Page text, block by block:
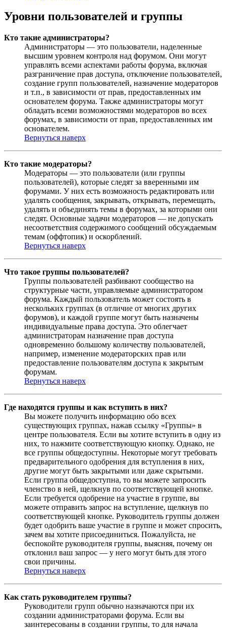
Уровни пользователей и группы
Кто такие администраторы?
Администраторы — это пользователи, наделенные
высшим уровнем контроля над форумом. Они могут
управлять всеми аспектами работы форума, включая
разграничение прав доступа, отключение пользователей,
создание групп пользователей, назначение модераторов
и т.п., в зависимости от прав, предоставленных им
основателем форума. Также администраторы могут
обладать всеми возможностями модераторов во всех
форумах, в зависимости от прав, предоставленных им
основателем.
Вернуться наверх
Кто такие модераторы?
Модераторы — это пользователи (или группы
пользователей), которые следят за вверенными им
форумами. У них есть возможность редактировать или
удалять сообщения, закрывать, открывать, перемещать,
удалять и объединять темы в форумах, за которыми они
следят. Основные задачи модераторов — не допускать
несоответствия содержимого сообщений обсуждаемым
темам (оффтопик) и оскорблений.
Вернуться наверх
Что такое группы пользователей?
Группы пользователей разбивают сообщество на
структурные части, управляемые администратором
форума. Каждый пользователь может состоять в
нескольких группах (в отличие от многих других
форумов), и каждой группе могут быть назначены
индивидуальные права доступа. Это облегчает
администраторам назначение прав доступа
одновременно большому количеству пользователей,
например, изменение модераторских прав или
предоставление пользователям доступа к закрытым
форумам.
Вернуться наверх
Где находятся группы и как вступить в них?
Вы можете получить информацию обо всех
существующих группах, нажав ссылку «Группы» в
центре пользователя. Если вы хотите вступить в одну из
них, то нажмите соответствующую кнопку. Однако, не
все группы общедоступны. Некоторые могут требовать
предварительного одобрения для вступления в них,
другие могут быть закрытыми или даже скрытыми.
Если группа общедоступна, то вы можете запросить
членство в ней, щелкнув по соответствующей кнопке.
Если требуется одобрение на участие в группе, вы
можете отправить запрос на вступление, щелкнув по
соответствующей кнопке. Руководитель группы должен
будет одобрить ваше участие в группе и может спросить,
зачем вы хотите присоединиться. Пожалуйста, не
беспокойте руководителя группы, выясняя, почему он
отклонил ваш запрос — у него могут быть для этого
свои причины.
Вернуться наверх
Как стать руководителем группы?
Руководители групп обычно назначаются при их
создании администраторами форума. Если вы
заинтересованы в создании группы, то для начала